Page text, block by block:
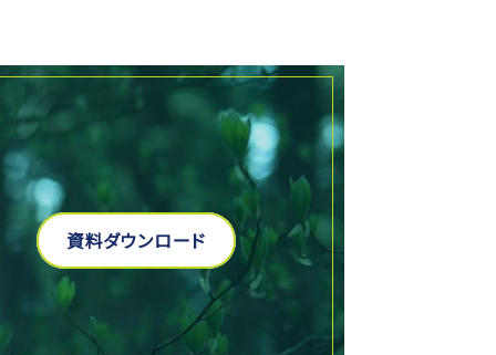
資料ダウンロード